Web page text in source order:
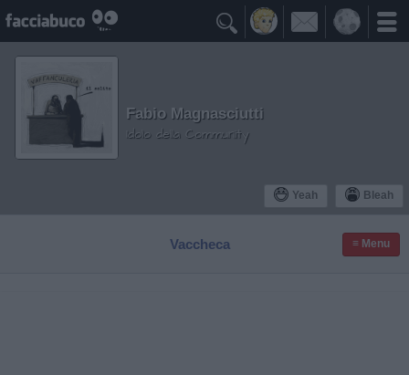

Yeah Bleah
Fabio Magnasciutti
Idolo della Community
Vaccheca ≡ Menu